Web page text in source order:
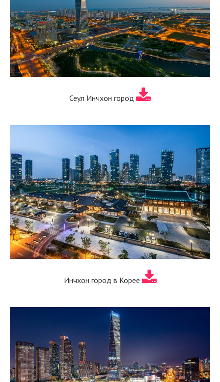
Сеул Инчхон город
Инчхон город в Корее